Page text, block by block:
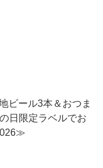
ビール3本＆おつま
日限定ラベルでお